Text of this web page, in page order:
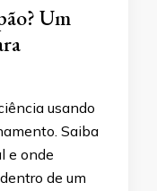
Um
usando
Saiba
e onde
de um